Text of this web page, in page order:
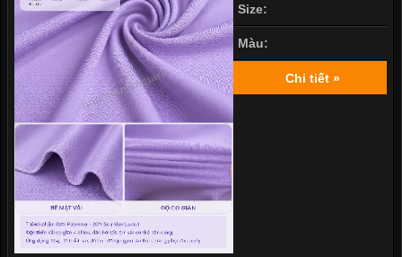
Size:
Màu:
Chi tiết »